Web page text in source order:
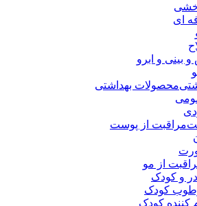
و ابرو
محصولات بهداشتی
از پوست
از مو
کودک
کودک
کودک